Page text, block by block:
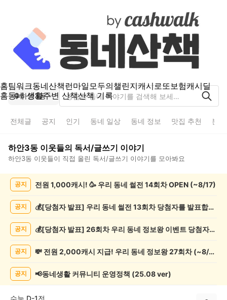
홈팀워크동네산책런마일모두의챌린지캐시로또보험캐시딜
홈동네 생활주변 산책산책 기록
하안3동
전체글 공지 인기 동네 일상 동네 정보 맛집 추천 분
하안3동 이웃들의 독서/글쓰기 이야기
하안3동 이웃들이 직접 올린 독서/글쓰기 이야기를 모아봐요
서/
글
공지 전원 1,000캐시! 🥳 우리 동네 썰전 14회차 OPEN (~8/17)
공지 💰[당첨자 발표] 우리 동네 썰전 13회차 당첨자를 발표합니다!
공지 💰[당첨자 발표] 26회차 우리 동네 정보왕 이벤트 당첨자를 발표합니다!
공지 💸 전원 2,000캐시 지급! 우리 동네 정보왕 27회차 (~8/10)
공지 📢동네생활 커뮤니티 운영정책 (25.08 ver)
수능 D-1전